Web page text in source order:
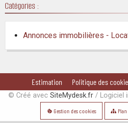
Catégories :
Annonces immobilières -
Pied de page
Navigation secondaire
Estimation Politique des
Aparté basse
© Créé avec SiteMydesk.fr / Logiciel
Gestion des cookies